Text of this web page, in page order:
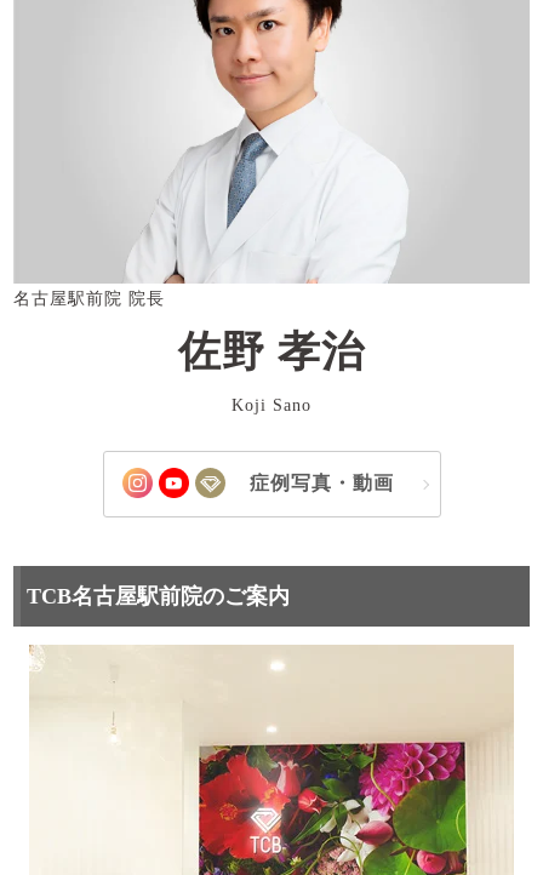
名古屋駅前院 院長
佐野 孝治
Koji Sano
症例写真・動画
TCB名古屋駅前院のご案内